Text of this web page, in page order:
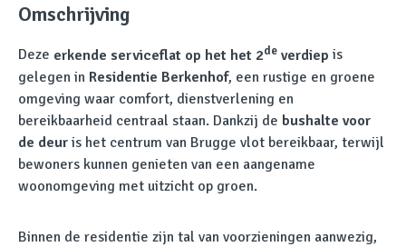
Omschrijving
Deze erkende serviceflat op het het 2de verdiep is
gelegen in Residentie Berkenhof, een rustige en groene
omgeving waar comfort, dienstverlening en
bereikbaarheid centraal staan. Dankzij de bushalte voor
de deur is het centrum van Brugge vlot bereikbaar, terwijl
bewoners kunnen genieten van een aangename
woonomgeving met uitzicht op groen.
Binnen de residentie zijn tal van voorzieningen aanwezig,